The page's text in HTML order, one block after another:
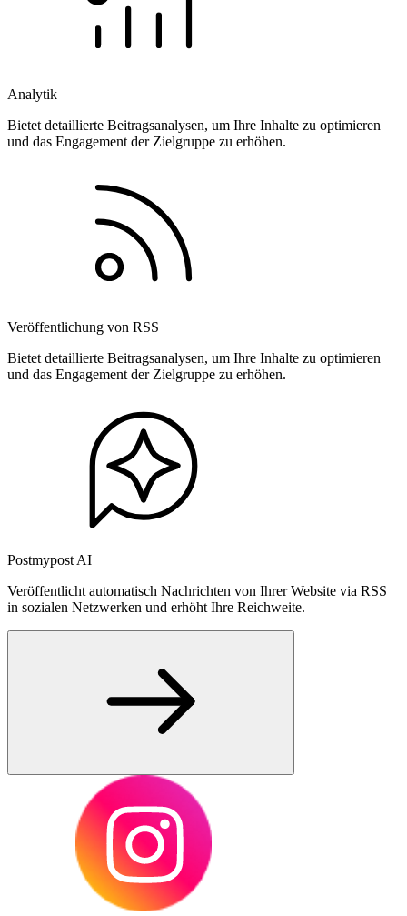
Analytik
Bietet detaillierte Beitragsanalysen, um Ihre Inhalte zu optimieren
und das Engagement der Zielgruppe zu erhöhen.
Veröffentlichung von RSS
Bietet detaillierte Beitragsanalysen, um Ihre Inhalte zu optimieren
und das Engagement der Zielgruppe zu erhöhen.
Postmypost AI
Veröffentlicht automatisch Nachrichten von Ihrer Website via RSS
in sozialen Netzwerken und erhöht Ihre Reichweite.